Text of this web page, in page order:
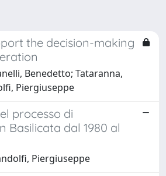
the decision-making
Benedetto; Tataranna,
Piergiuseppe
processo di
Basilicata dal 1980 al
Piergiuseppe